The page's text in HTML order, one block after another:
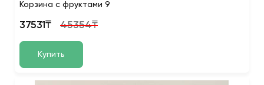
Корзина с фруктами 9
37531₸ 45354₸
Купить